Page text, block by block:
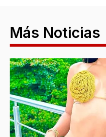
Más Noticias